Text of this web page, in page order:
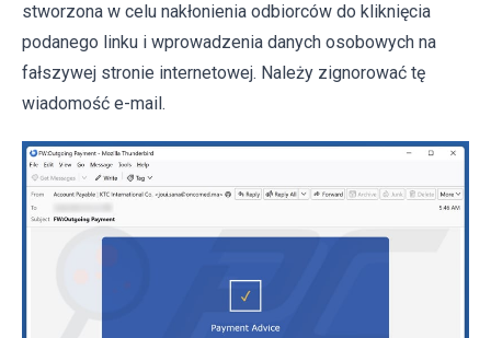
stworzona w celu nakłonienia odbiorców do kliknięcia
podanego linku i wprowadzenia danych osobowych na
fałszywej stronie internetowej. Należy zignorować tę
wiadomość e-mail.